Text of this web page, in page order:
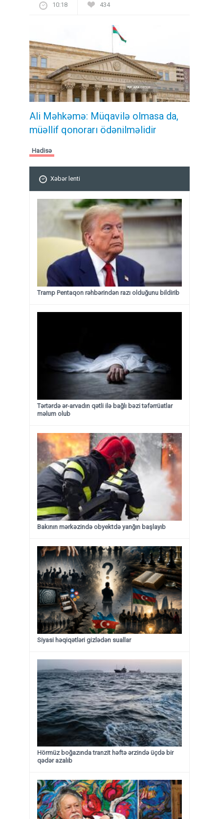
10:18 434
Ali Məhkəmə: Müqavilə olmasa da,
müəllif qonorarı ödənilməlidir
Hadisə
Xəbər lenti
Tramp Pentaqon rəhbərindən razı olduğunu bildirib
Tərtərdə ər-arvadın qətli ilə bağlı bəzi təfərrüatlar
məlum olub
Bakının mərkəzində obyektdə yanğın başlayıb
Siyasi həqiqətləri gizlədən suallar
Hörmüz boğazında tranzit həftə ərzində üçdə bir
qədər azalıb